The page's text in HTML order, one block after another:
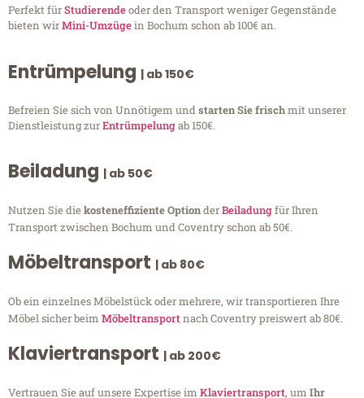
Perfekt fürStudierendeoder den Transport weniger Gegenstände
bieten wirMini-Umzügein Bochum schon ab 100€ an.
Entrümpelung | ab 150€
Befreien Sie sich von Unnötigem undstarten Sie frischmit unserer
Dienstleistung zurEntrümpelungab 150€.
Beiladung | ab 50€
Nutzen Sie diekosteneffiziente OptionderBeiladungfür Ihren
Transport zwischen Bochum und Coventry schon ab 50€.
Möbeltransport | ab 80€
Ob ein einzelnes Möbelstück oder mehrere, wir transportieren Ihre
Möbel sicher beim Möbeltransportnach Coventry preiswert ab 80€.
Klaviertransport | ab 200€
Vertrauen Sie auf unsere Expertise im Klaviertransport, um Ihr